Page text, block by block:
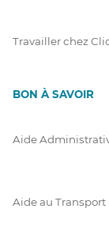
Travailler chez
BON À SAVOIR
Aide
Aide au Transport